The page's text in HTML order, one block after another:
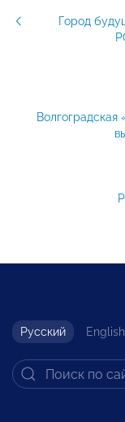
Город
Русский English